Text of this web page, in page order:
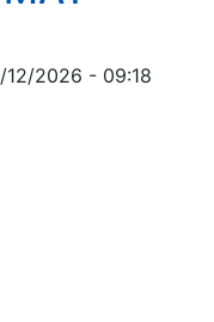
12/2026 - 09:18